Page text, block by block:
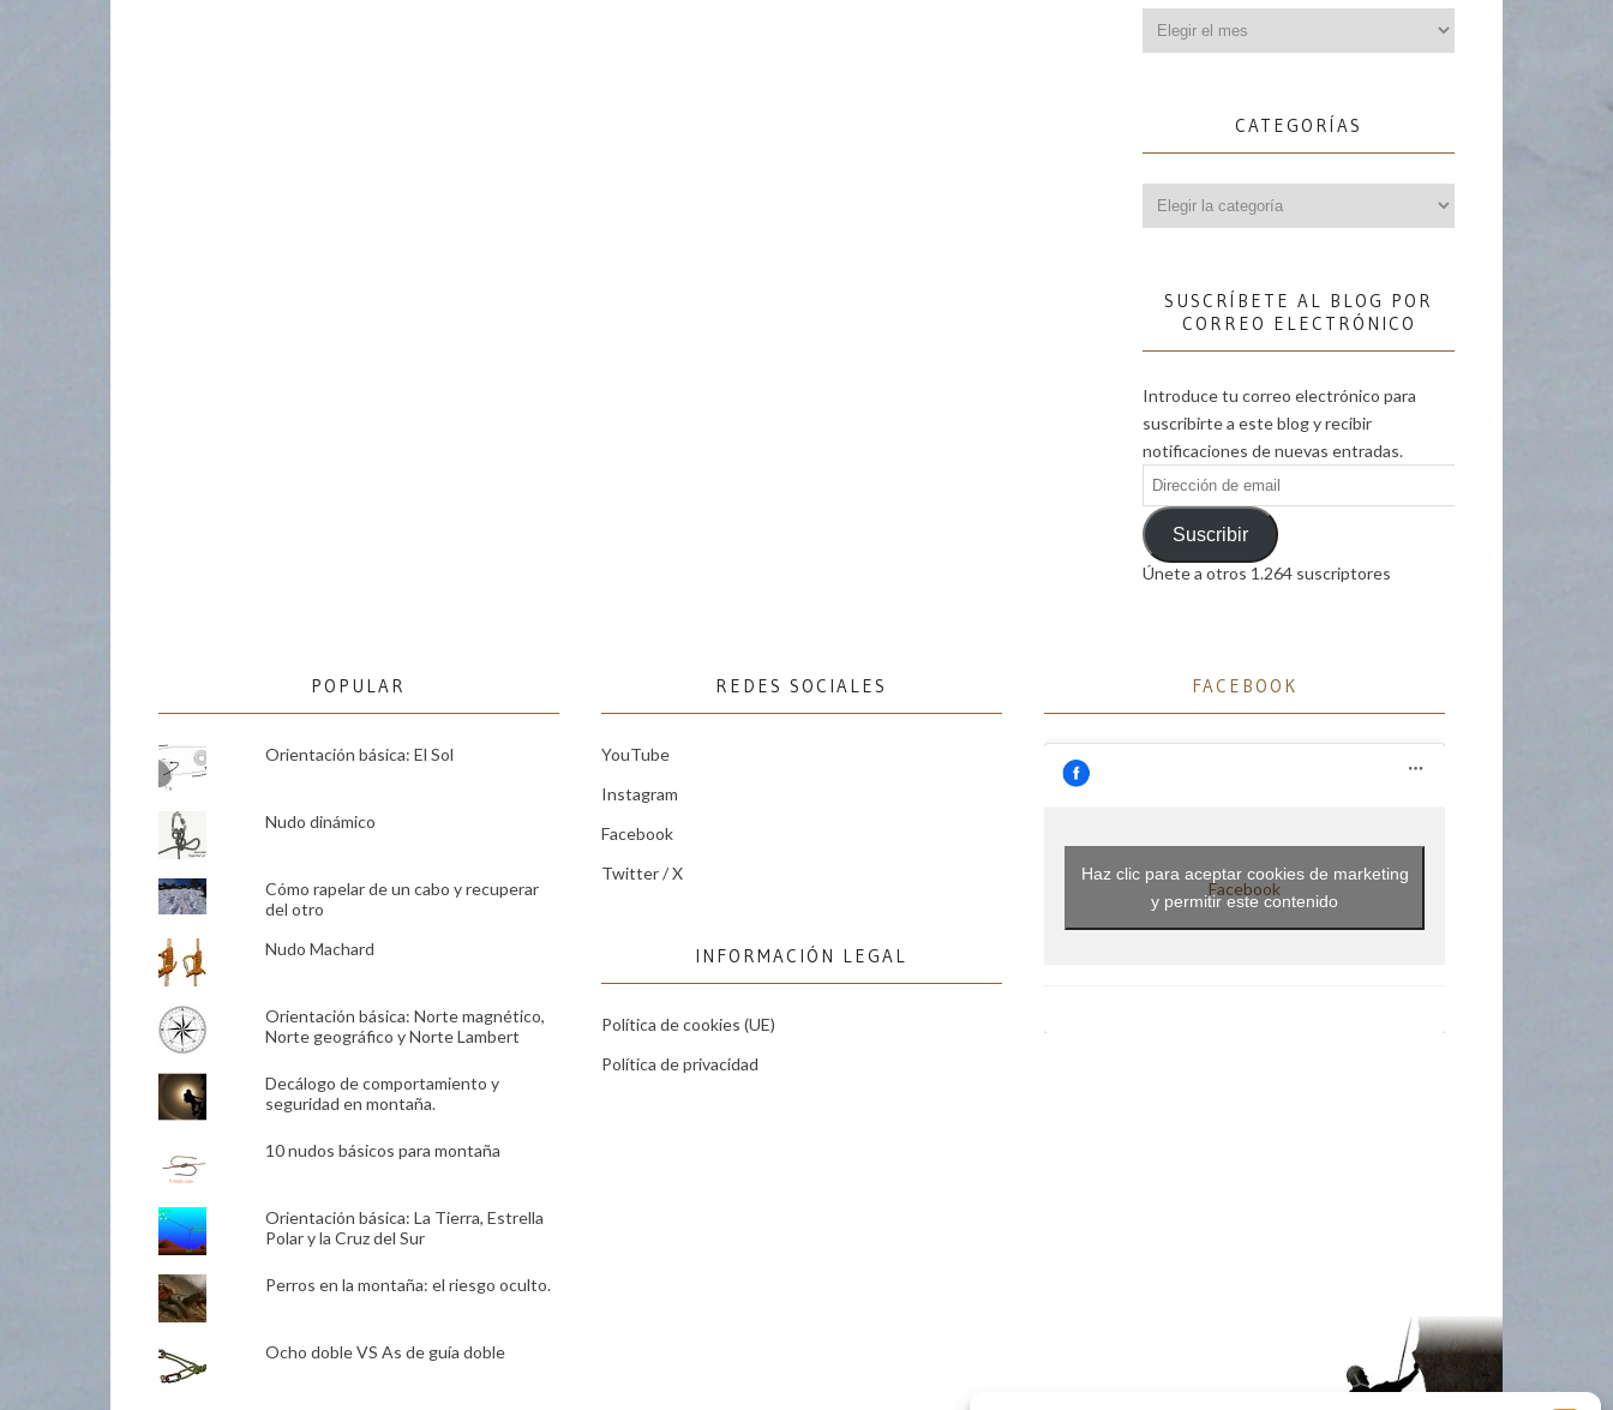
CATEGORÍAS
SUSCRÍBETE AL BLOG POR
CORREO ELECTRÓNICO
Introduce tu correo electrónico para
suscribirte a este blog y recibir
notificaciones de nuevas entradas.
Dirección
de
emailSuscribir
Únete a otros 1.264 suscriptores
POPULAR
Orientación básica: El Sol
Nudo dinámico
Cómo rapelar de un cabo y recuperar
del otro
Nudo Machard
Orientación básica: Norte magnético,
Norte geográfico y Norte Lambert
Decálogo de comportamiento y
seguridad en montaña.
10 nudos básicos para montaña
Orientación básica: La Tierra, Estrella
Polar y la Cruz del Sur
Perros en la montaña: el riesgo oculto.
Ocho doble VS As de guía doble
REDES SOCIALES
YouTube
Instagram
Facebook
Twitter / X
INFORMACIÓN LEGAL
Política de cookies (UE)
Política de privacidad
FACEBOOK
Facebook
Haz clic para aceptar cookies de marketing
y permitir este contenido